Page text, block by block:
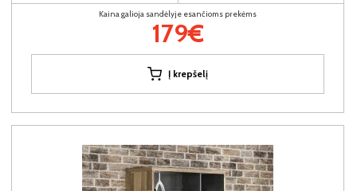
Kaina galioja sandėlyje esančioms prekėms
179€
Į krepšelį